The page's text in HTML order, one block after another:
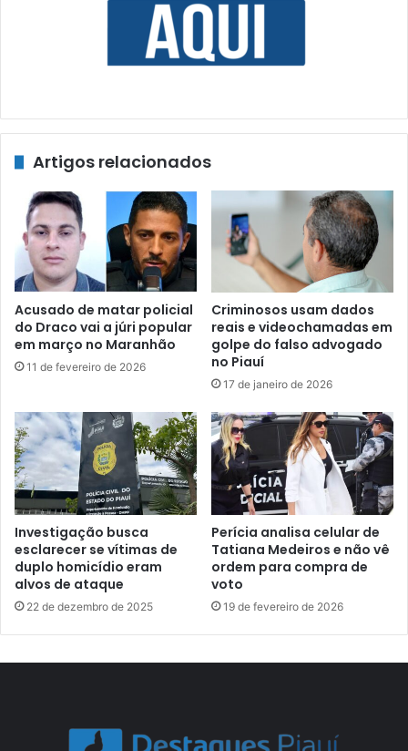
Artigos relacionados
Acusado de matar policial
do Draco vai a júri popular
em março no Maranhão
11 de fevereiro de 2026
Criminosos usam dados
reais e videochamadas em
golpe do falso advogado
no Piauí
17 de janeiro de 2026
Investigação busca
esclarecer se vítimas de
duplo homicídio eram
alvos de ataque
22 de dezembro de 2025
Perícia analisa celular de
Tatiana Medeiros e não vê
ordem para compra de
voto
19 de fevereiro de 2026